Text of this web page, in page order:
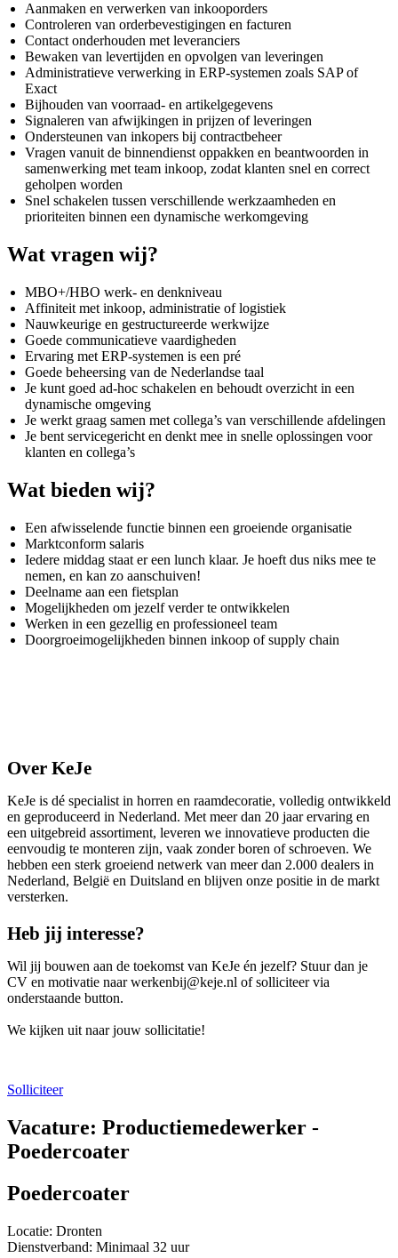
Aanmaken en verwerken van inkooporders
Controleren van orderbevestigingen en facturen
Contact onderhouden met leveranciers
Bewaken van levertijden en opvolgen van leveringen
Administratieve verwerking in ERP-systemen zoals SAP of
Exact
Bijhouden van voorraad- en artikelgegevens
Signaleren van afwijkingen in prijzen of leveringen
Ondersteunen van inkopers bij contractbeheer
Vragen vanuit de binnendienst oppakken en beantwoorden in
samenwerking met team inkoop, zodat klanten snel en correct
geholpen worden
Snel schakelen tussen verschillende werkzaamheden en
prioriteiten binnen een dynamische werkomgeving
Wat vragen wij?
MBO+/HBO werk- en denkniveau
Affiniteit met inkoop, administratie of logistiek
Nauwkeurige en gestructureerde werkwijze
Goede communicatieve vaardigheden
Ervaring met ERP-systemen is een pré
Goede beheersing van de Nederlandse taal
Je kunt goed ad-hoc schakelen en behoudt overzicht in een
dynamische omgeving
Je werkt graag samen met collega’s van verschillende afdelingen
Je bent servicegericht en denkt mee in snelle oplossingen voor
klanten en collega’s
Wat bieden wij?
Een afwisselende functie binnen een groeiende organisatie
Marktconform salaris
Iedere middag staat er een lunch klaar. Je hoeft dus niks mee te
nemen, en kan zo aanschuiven!
Deelname aan een fietsplan
Mogelijkheden om jezelf verder te ontwikkelen
Werken in een gezellig en professioneel team
Doorgroeimogelijkheden binnen inkoop of supply chain
Over KeJe
KeJe is dé specialist in horren en raamdecoratie, volledig ontwikkeld
en geproduceerd in Nederland. Met meer dan 20 jaar ervaring en
een uitgebreid assortiment, leveren we innovatieve producten die
eenvoudig te monteren zijn, vaak zonder boren of schroeven. We
hebben een sterk groeiend netwerk van meer dan 2.000 dealers in
Nederland, België en Duitsland en blijven onze positie in de markt
versterken.
Heb jij interesse?
Wil jij bouwen aan de toekomst van KeJe én jezelf? Stuur dan je
CV en motivatie naar werkenbij@keje.nl of solliciteer via
onderstaande button.
We kijken uit naar jouw sollicitatie!
Solliciteer
Vacature: Productiemedewerker -
Poedercoater
Poedercoater
Locatie: Dronten
Dienstverband: Minimaal 32 uur